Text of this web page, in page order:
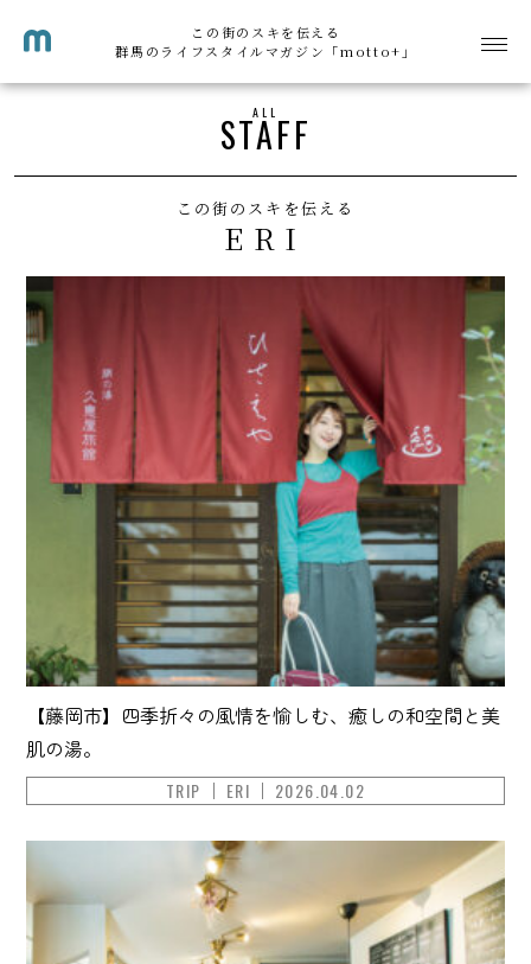
この街のスキを伝える
群馬のライフスタイルマガジン「motto+」
ALL
STAFF
この街のスキを伝える
ERI
【藤岡市】四季折々の風情を愉しむ、癒しの和空間と美
肌の湯。
TRIP ERI 2026.04.02